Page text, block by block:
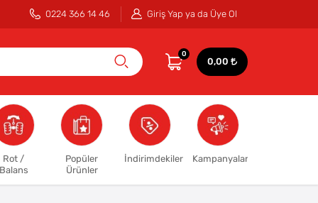
0224 366 14 46 Giriş Yap ya da Üye Ol
0
0,00
Rot /
Balans
Popüler
Ürünler
İndirimdekiler Kampanyalar